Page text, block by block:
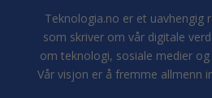
Teknologia.no er et uavhengig
som skriver om vår digitale
om teknologi, sosiale medier
Vår visjon er å fremme allmenn